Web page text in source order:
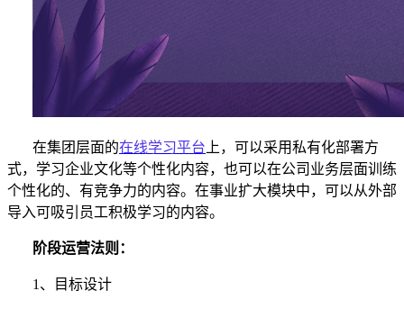
在集团层面的在线学习平台 上，可以采用私有化部署方
式，学习企业文化等个性化内容，也可以在公司业务层面训练
个性化的、有竞争力的内容。在事业扩大模块中，可以从外部
导入可吸引员工积极学习的内容。
阶段运营法则：
1、目标设计